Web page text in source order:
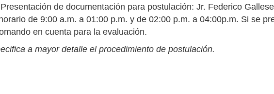
Presentación de documentación para postulación: Jr. Federico
de 9:00 a.m. a 01:00 p.m. y de 02:00 p.m. a 04:00p.m. Si se
en cuenta para la evaluación.
a mayor detalle el procedimiento de postulación.